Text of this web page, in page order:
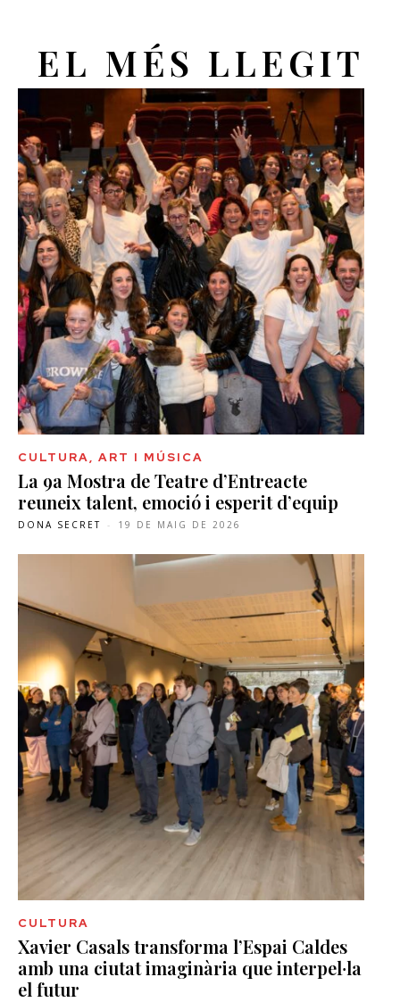
EL MÉS LLEGIT
CULTURA, ART I MÚSICA
La 9a Mostra de Teatre d’Entreacte
reuneix talent, emoció i esperit d’equip
DONA SECRET - 19 DE MAIG DE 2026
CULTURA
Xavier Casals transforma l’Espai Caldes
amb una ciutat imaginària que interpel·la
el futur